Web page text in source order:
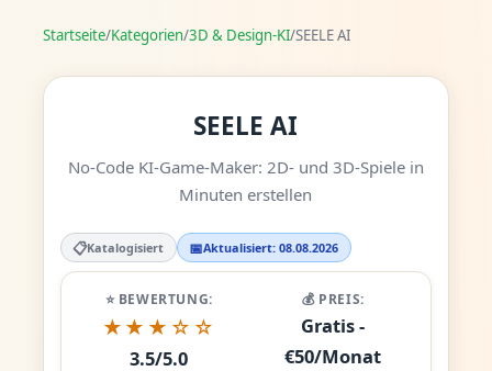
Startseite/Kategorien/3D & Design-KI/SEELE AI
SEELE AI
No-Code KI-Game-Maker: 2D- und 3D-Spiele in
Minuten erstellen
📋Katalogisiert 📅Aktualisiert: 08.08.2026
⭐ BEWERTUNG:
★★★☆☆
3.5/5.0
💰 PREIS:
Gratis -
€50/Monat